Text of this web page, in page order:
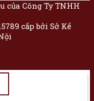
của Công Ty TNHH
cấp bởi Sở Kế